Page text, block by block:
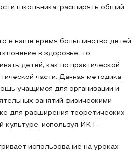
школьника, расширять общий
в наше время большинство детей
в здоровье, то
детей, как по практической
части. Данная методика,
учащимся для организации и
занятий физическими
для расширения теоретических
культуре, используя ИКТ.
использование на уроках